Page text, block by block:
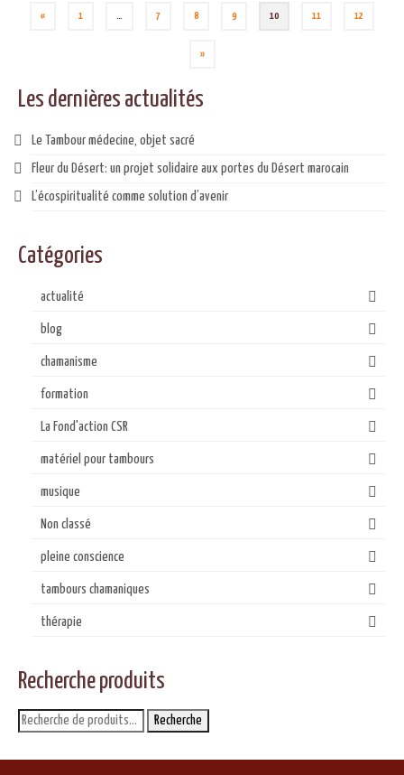
Pagination
publications
« 1 7 8 9 10 11 12
»
Les dernières actualités
Le Tambour médecine, objet sacré
Fleur du Désert: un projet solidaire aux portes du Désert marocain
L’écospiritualité comme solution d’avenir
Catégories
actualité
blog
chamanisme
formation
La Fond'action CSR
matériel pour tambours
musique
Non classé
pleine conscience
tambours chamaniques
thérapie
Recherche produits
Recherche
pour :
Recherche